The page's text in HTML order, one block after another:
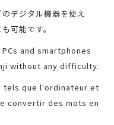
デジタル機器を使え
可能です。
and smartphones
without any difficulty.
tels que l'ordinateur et
convertir des mots en